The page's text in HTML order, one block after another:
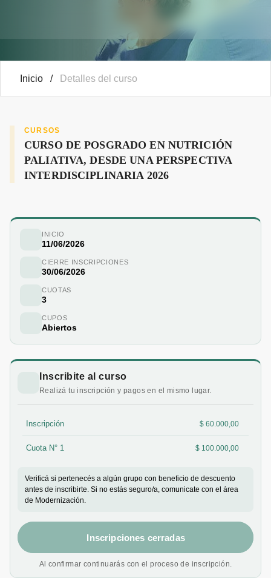
Inicio / Detalles del curso
CURSOS
CURSO DE POSGRADO EN NUTRICIÓN
PALIATIVA, DESDE UNA PERSPECTIVA
INTERDISCIPLINARIA 2026
INICIO
11/06/2026
CIERRE INSCRIPCIONES
30/06/2026
CUOTAS
3
CUPOS
Abiertos
Inscribite al curso
Realizá tu inscripción y pagos en el mismo lugar.
Inscripción $ 60.000,00
Cuota N° 1 $ 100.000,00
Verificá si pertenecés a algún grupo con beneficio de descuento
antes de inscribirte. Si no estás seguro/a, comunicate con el área
de Modernización.
Inscripciones cerradas
Al confirmar continuarás con el proceso de inscripción.